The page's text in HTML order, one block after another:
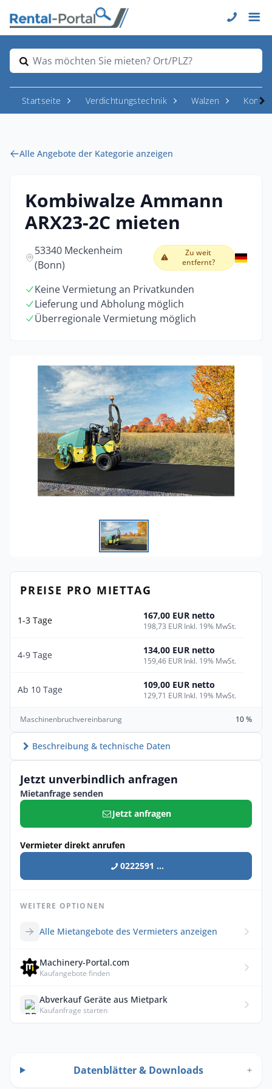
Was möchten Sie mieten? Ort/PLZ?
Startseite Verdichtungstechnik Walzen
Alle Angebote der Kategorie anzeigen
Kombiwalze Ammann
ARX23-2C mieten
53340 Meckenheim
(Bonn)
Zu weit
entfernt?
Keine Vermietung an Privatkunden
Lieferung und Abholung möglich
Überregionale Vermietung möglich
PREISE PRO MIETTAG
1-3 Tage 167,00 EUR netto
198,73 EUR Inkl. 19% MwSt.
4-9 Tage 134,00 EUR netto
159,46 EUR Inkl. 19% MwSt.
Ab 10 Tage 109,00 EUR netto
129,71 EUR Inkl. 19% MwSt.
Maschinenbruchvereinbarung 10 %
Beschreibung & technische Daten
Jetzt unverbindlich anfragen
Mietanfrage senden
Jetzt anfragen
Vermieter direkt anrufen
0222591 ...
WEITERE OPTIONEN
Alle Mietangebote des Vermieters anzeigen
Machinery-Portal.com
Kaufangebote finden
Abverkauf Geräte aus Mietpark
Kaufanfrage starten
Datenblätter & Downloads +